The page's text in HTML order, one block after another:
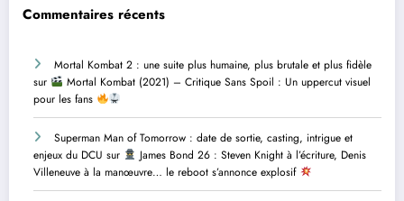
Commentaires récents
Mortal Kombat 2 : une suite plus humaine, plus brutale et plus fidèle
sur
Mortal Kombat (2021) – Critique Sans Spoil : Un uppercut visuel
pour les fans
Superman Man of Tomorrow : date de sortie, casting, intrigue et
enjeux du DCU sur
James Bond 26 : Steven Knight à l’écriture, Denis
Villeneuve à la manœuvre… le reboot s’annonce explosif